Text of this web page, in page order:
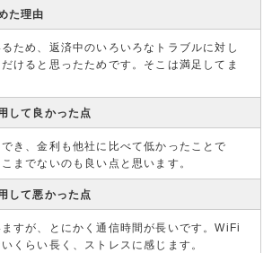
た理由
ため、返済中のいろいろなトラブルに対し
けると思ったためです。そこは満足してま
して良かった点
き、金利も他社に比べて低かったことで
までないのも良い点と思います。
して悪かった点
すが、とにかく通信時間が長いです。WiFi
くらい長く、ストレスに感じます。